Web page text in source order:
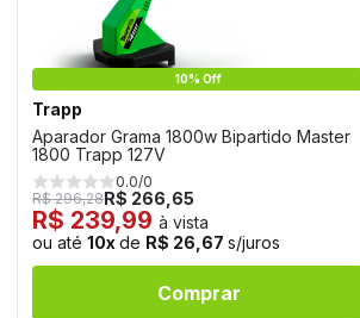
10% Off
Trapp
Aparador Grama 1800w Bipartido Master
1800 Trapp 127V
0.0/0
R$ 296,28R$ 266,65
R$ 239,99 à vista
ou até 10x de R$ 26,67 s/juros
Comprar